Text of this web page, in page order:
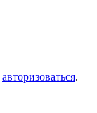
авторизоваться.